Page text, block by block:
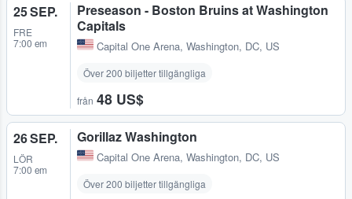
25 SEP.
FRE
7:00 em
Preseason - Boston Bruins at Washington
Capitals
Capital One Arena, Washington, DC, US
Över 200 biljetter tillgängliga
från 48 US$
26 SEP.
LÖR
7:00 em
Gorillaz Washington
Capital One Arena, Washington, DC, US
Över 200 biljetter tillgängliga